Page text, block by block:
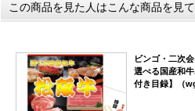
この商品を見た人はこんな商品を見
ビンゴ・二次
選べる国産和
付き目録】（